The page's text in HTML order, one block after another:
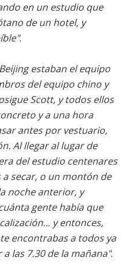
en un estudio que
de un hotel, y
.
estaban el equipo
del equipo chino y
Scott, y todos ellos
y a una hora
antes por vestuario,
Al llegar al lugar de
del estudio centenares
secar, o un montón de
noche anterior, y
gente había que
y entonces,
encontrabas a todos ya
las 7.30 de la mañana".